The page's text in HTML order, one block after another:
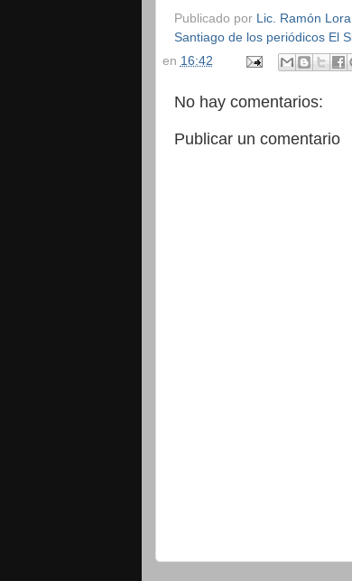
Publicado por Lic. Ramón
Santiago de los periódicos El
en 16:42
No hay comentarios:
Publicar un comentario